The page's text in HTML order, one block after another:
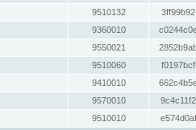
9510132
9360010
9550021
9510060
9410010
9570010
9510010